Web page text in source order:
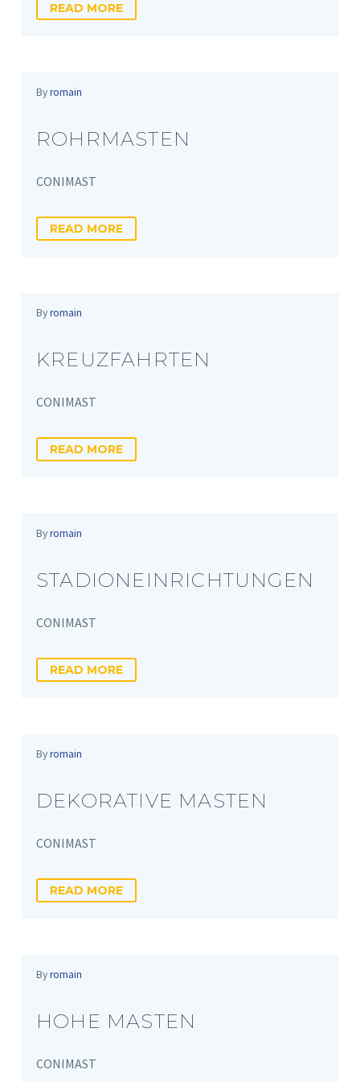
READ MORE
Byromain
ROHRMASTEN
CONIMAST
READ MORE
Byromain
KREUZFAHRTEN
CONIMAST
READ MORE
Byromain
STADIONEINRICHTUNGEN
CONIMAST
READ MORE
Byromain
DEKORATIVE MASTEN
CONIMAST
READ MORE
Byromain
HOHE MASTEN
CONIMAST